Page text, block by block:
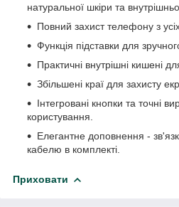
натуральної шкіри та
Повний захист телефону з усіх
Функція підставки для
Практичні внутрішні кишені
Збільшені краї для захисту
Інтегровані кнопки та точні
користування.
Елегантне доповнення -
кабелю в комплекті.
Приховати